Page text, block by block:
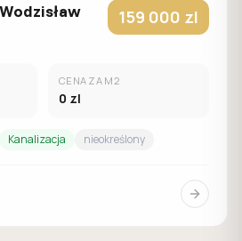
159 000 zl
CENA ZA M2
0 zl
Kanalizacja nieokreślony